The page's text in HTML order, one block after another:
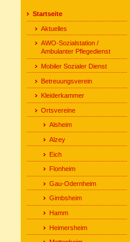
Startseite
Aktuelles
AWO-Sozialstation /
Ambulanter Pflegedienst
Mobiler Sozialer Dienst
Betreuungsverein
Kleiderkammer
Ortsvereine
Alsheim
Alzey
Eich
Flonheim
Gau-Odernheim
Gimbsheim
Hamm
Heimersheim